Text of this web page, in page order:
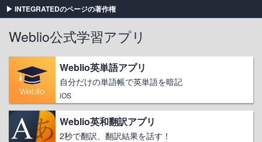
INTEGRATEDのページの著作権
Weblio公式学習アプリ
Weblio英単語アプリ
自分だけの単語帳で英単語を暗記
iOS
Weblio英和翻訳アプリ
2秒で翻訳、翻訳結果を話す！